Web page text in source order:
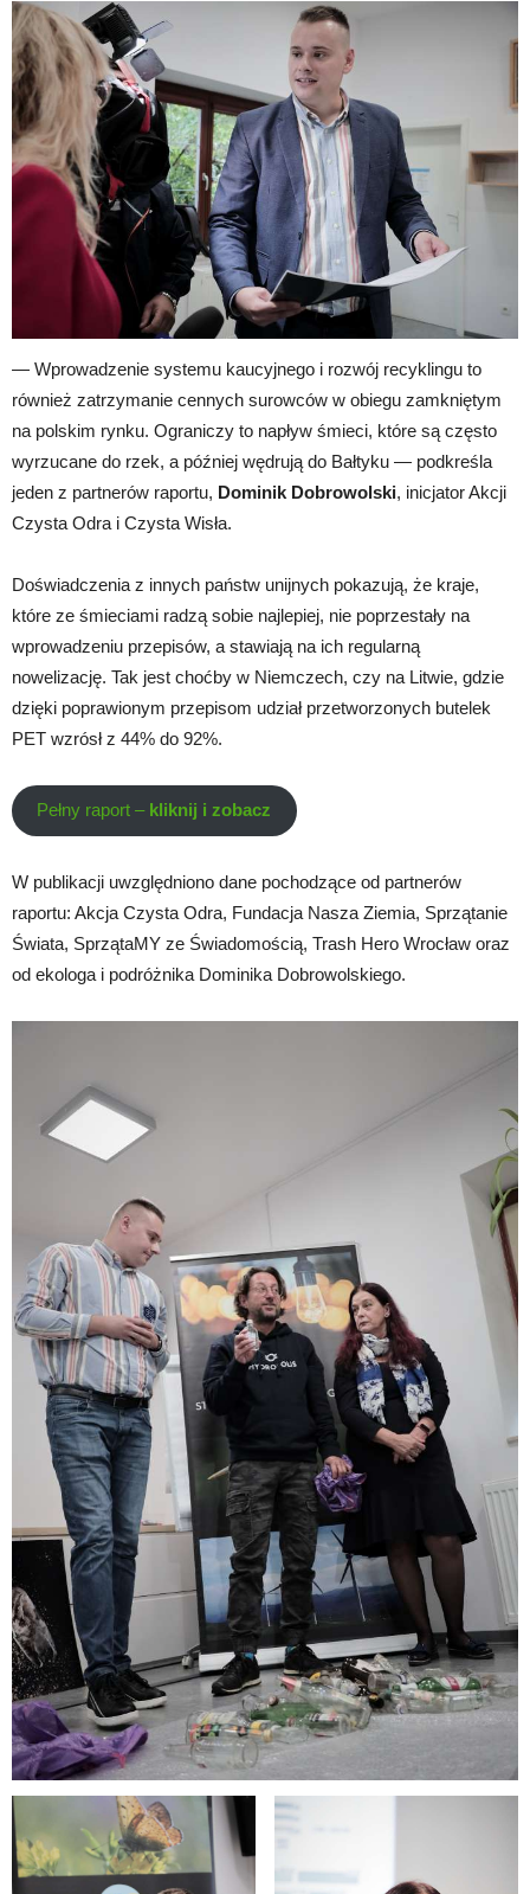
— Wprowadzenie systemu kaucyjnego i rozwój recyklingu to
również zatrzymanie cennych surowców w obiegu zamkniętym
na polskim rynku. Ograniczy to napływ śmieci, które są często
wyrzucane do rzek, a później wędrują do Bałtyku — podkreśla
jeden z partnerów raportu, Dominik Dobrowolski, inicjator Akcji
Czysta Odra i Czysta Wisła.
Doświadczenia z innych państw unijnych pokazują, że kraje,
które ze śmieciami radzą sobie najlepiej, nie poprzestały na
wprowadzeniu przepisów, a stawiają na ich regularną
nowelizację. Tak jest choćby w Niemczech, czy na Litwie, gdzie
dzięki poprawionym przepisom udział przetworzonych butelek
PET wzrósł z 44% do 92%.
Pełny raport – kliknij i zobacz
W publikacji uwzględniono dane pochodzące od partnerów
raportu: Akcja Czysta Odra, Fundacja Nasza Ziemia, Sprzątanie
Świata, SprzątaMY ze Świadomością, Trash Hero Wrocław oraz
od ekologa i podróżnika Dominika Dobrowolskiego.